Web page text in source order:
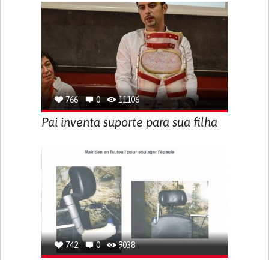
766 0 11106
Pai inventa suporte para sua filha
742 0 9038